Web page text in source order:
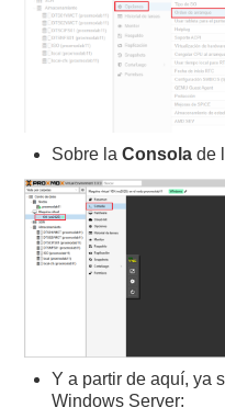
Sobre laConsola de
Y a partir de aquí, ya
Windows Server: